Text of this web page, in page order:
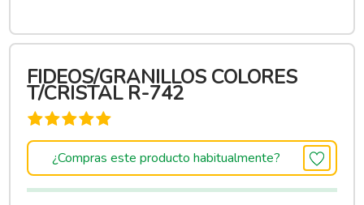
FIDEOS/GRANILLOS COLORES
T/CRISTAL R-742
¿Compras este producto habitualmente?